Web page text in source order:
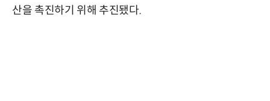
산을 촉진하기 위해 추진됐다.